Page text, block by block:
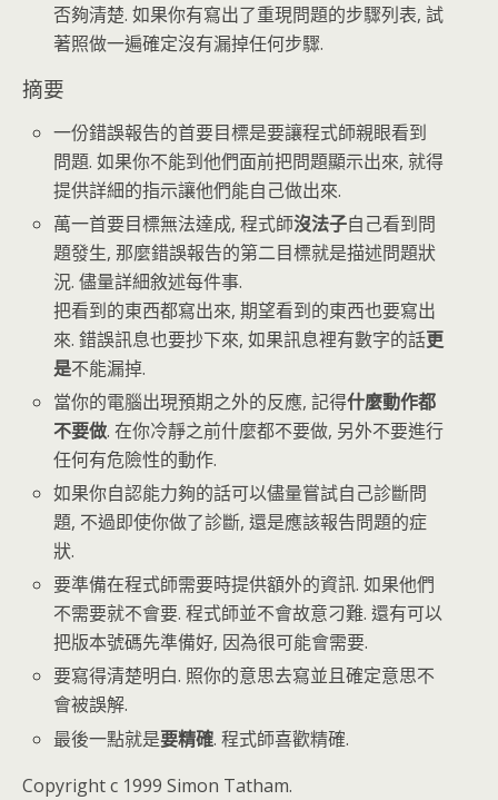
否夠清楚. 如果你有寫出了重現問題的步驟列表, 試
著照做一遍確定沒有漏掉任何步驟.
摘要
一份錯誤報告的首要目標是要讓程式師親眼看到
問題. 如果你不能到他們面前把問題顯示出來, 就得
提供詳細的指示讓他們能自己做出來.
萬一首要目標無法達成, 程式師沒法子自己看到問
題發生, 那麼錯誤報告的第二目標就是描述問題狀
況. 儘量詳細敘述每件事.
把看到的東西都寫出來, 期望看到的東西也要寫出
來. 錯誤訊息也要抄下來, 如果訊息裡有數字的話更
是不能漏掉.
當你的電腦出現預期之外的反應, 記得什麼動作都
不要做. 在你冷靜之前什麼都不要做, 另外不要進行
任何有危險性的動作.
如果你自認能力夠的話可以儘量嘗試自己診斷問
題, 不過即使你做了診斷, 還是應該報告問題的症
狀.
要準備在程式師需要時提供額外的資訊. 如果他們
不需要就不會要. 程式師並不會故意刁難. 還有可以
把版本號碼先準備好, 因為很可能會需要.
要寫得清楚明白. 照你的意思去寫並且確定意思不
會被誤解.
最後一點就是要精確. 程式師喜歡精確.
Copyright c 1999 Simon Tatham.